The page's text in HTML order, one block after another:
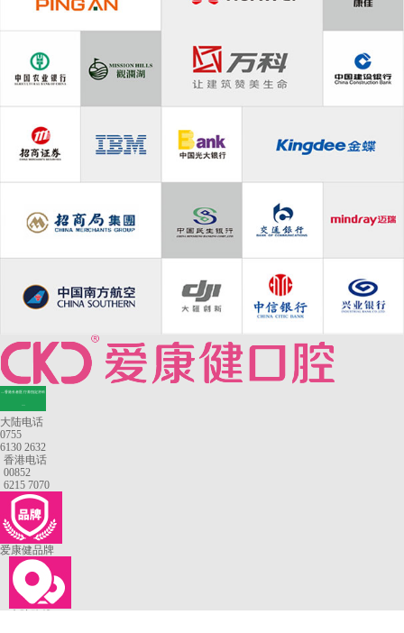
—香港长者医疗券指定牙科
大陆电话
0755
6130 2632
香港电话
00852
6215 7070
爱康健品牌